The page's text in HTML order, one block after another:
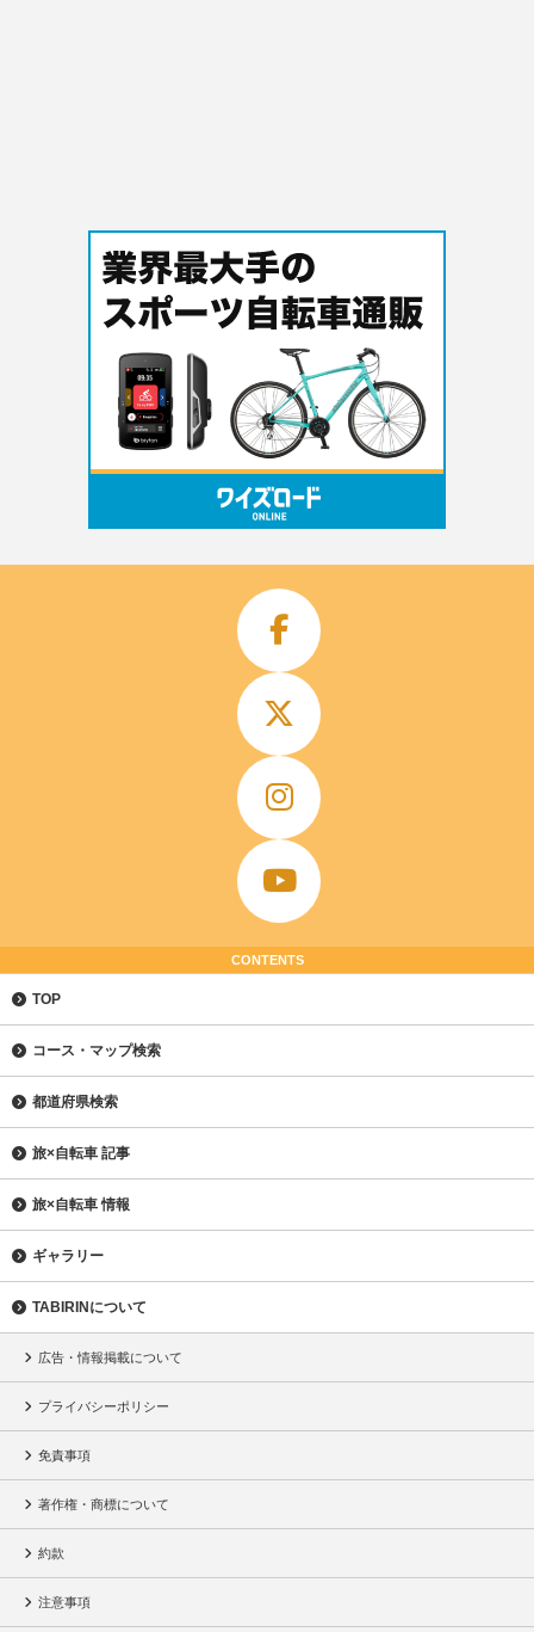
CONTENTS
TOP
コース・マップ検索
都道府県検索
旅×自転車 記事
旅×自転車 情報
ギャラリー
TABIRINについて
広告・情報掲載について
プライバシーポリシー
免責事項
著作権・商標について
約款
注意事項